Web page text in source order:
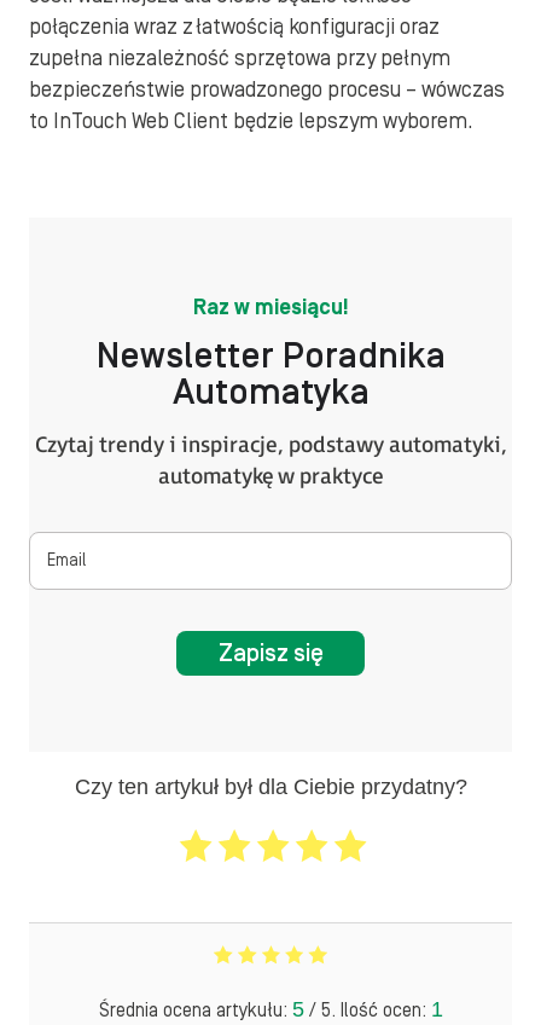
połączenia wraz z łatwością konfiguracji oraz
zupełna niezależność sprzętowa przy pełnym
bezpieczeństwie prowadzonego procesu – wówczas
to InTouch Web Client będzie lepszym wyborem.
Raz w miesiącu!
Newsletter Poradnika
Automatyka
Czytaj trendy i inspiracje, podstawy automatyki,
automatykę w praktyce
Zapisz się
Czy ten artykuł był dla Ciebie przydatny?
Średnia ocena artykułu: 5/ 5. Ilość ocen: 1